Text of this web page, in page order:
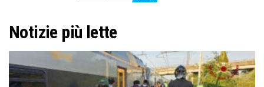
Notizie più lette